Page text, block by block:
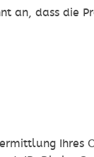
an, dass die
Ihres